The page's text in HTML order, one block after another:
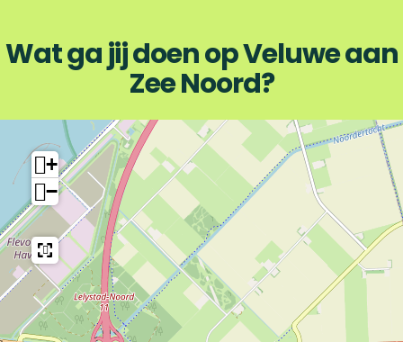
Wat ga jij doen op Veluwe aan
Zee Noord?
+
−